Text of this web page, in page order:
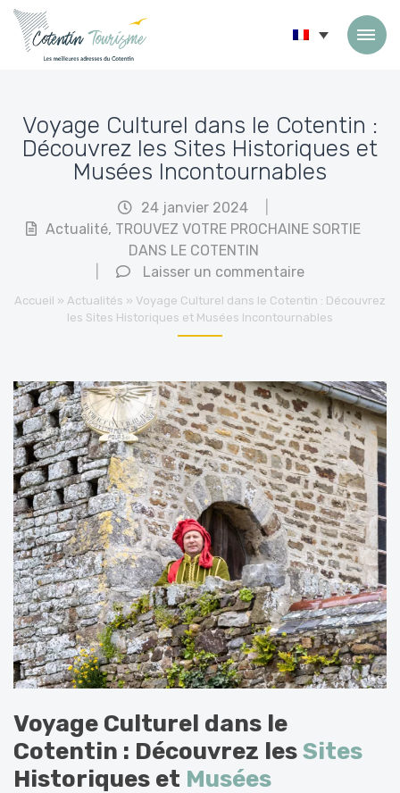
Voyage Culturel dans le Cotentin :
Découvrez les Sites Historiques et
Musées Incontournables
24 janvier 2024
Actualité, TROUVEZ VOTRE PROCHAINE SORTIE
DANS LE COTENTIN
Laisser un commentaire
Accueil » Actualités » Voyage Culturel dans le Cotentin : Découvrez
les Sites Historiques et Musées Incontournables
Voyage Culturel dans le
Cotentin : Découvrez lesSites
Historiques et Musées